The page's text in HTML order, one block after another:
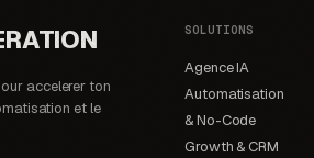
accelerer ton
et le
SOLUTIONS
Agence IA
Automatisation
& No-Code
Growth & CRM